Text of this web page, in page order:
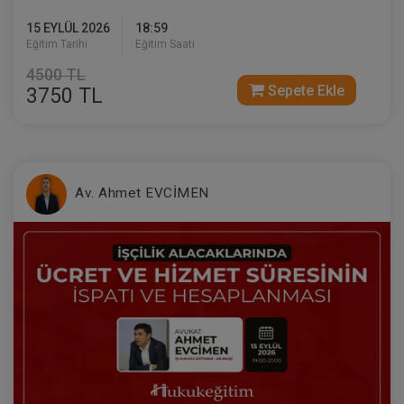
360 TL
Tüketici Hukuku Enstitüsü
15 EYLÜL 2026
Eğitim Tarihi
18:59
Eğitim Saati
4500 TL
3750 TL Sepete Ekle
Av. Ahmet EVCİMEN